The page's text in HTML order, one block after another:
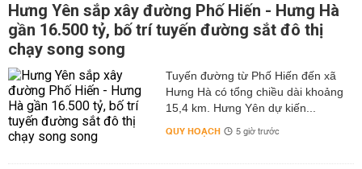
Hưng Yên sắp xây đường Phố Hiến - Hưng Hà
gần 16.500 tỷ, bố trí tuyến đường sắt đô thị
chạy song song
Tuyến đường từ Phố Hiến đến xã
Hưng Hà có tổng chiều dài khoảng
15,4 km. Hưng Yên dự kiến...
QUY HOẠCH 5 giờ trước